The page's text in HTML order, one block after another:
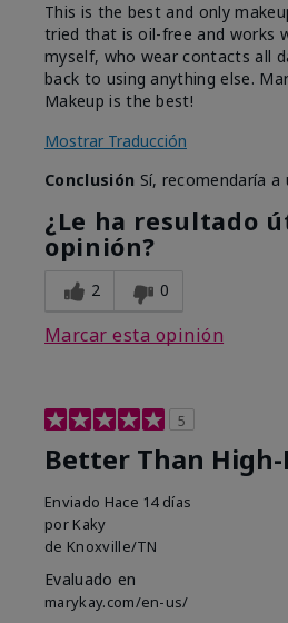
This is the best and only
tried that is oil-free and works
myself, who wear contacts all
back to using anything else.
Makeup is the best!
Mostrar Traducción
Conclusión Sí, recomendaría a
¿Le ha resultado
opinión?
2 0
Marcar esta opinión
5
Better Than High-
Enviado Hace 14 días
por Kaky
de Knoxville/TN
Evaluado en
marykay.com/en-us/